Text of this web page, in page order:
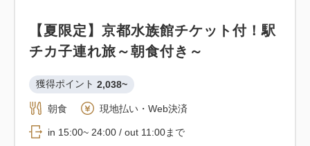
残り1室
【夏限定】京都水族館チケット付！駅
チカ子連れ旅～朝食付き～
獲得ポイント 2,038~
朝食 現地払い・Web決済
in 15:00~ 24:00 / out 11:00まで